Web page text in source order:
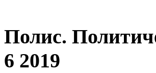
Полис.
6 2019